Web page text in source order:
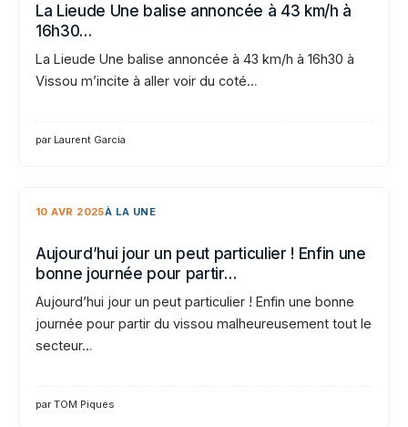
La Lieude Une balise annoncée à 43 km/h à
16h30…
La Lieude Une balise annoncée à 43 km/h à 16h30 à
Vissou m’incite à aller voir du coté…
par Laurent Garcia
10 AVR 2025À LA UNE
Aujourd’hui jour un peut particulier ! Enfin une
bonne journée pour partir…
Aujourd’hui jour un peut particulier ! Enfin une bonne
journée pour partir du vissou malheureusement tout le
secteur…
par TOM Piques